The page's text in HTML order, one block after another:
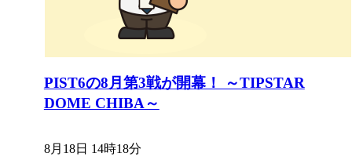
PIST6の8月第3戦が開幕！ ～TIPSTAR
DOME CHIBA～
8月18日 14時18分